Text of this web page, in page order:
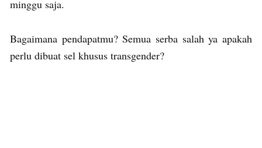
minggu saja.
Bagaimana pendapatmu? Semua serba salah ya apakah
perlu dibuat sel khusus transgender?